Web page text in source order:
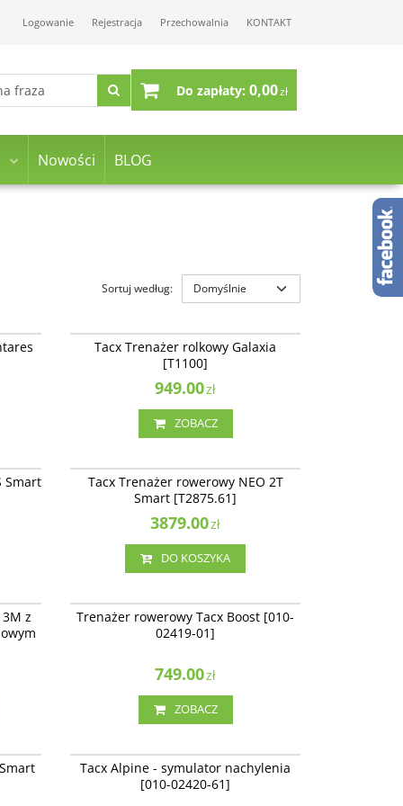
Logowanie Rejestracja Przechowalnia KONTAKT
Do zapłaty: 0,00zł
Nowości BLOG
Sortuj według:
Tacx Trenażer rolkowy Galaxia [T1100]
Dostępność: Produkt sprowadzany na
Tacx Trenażer rolkowy Galaxia
[T1100]
949.00zł
ZOBACZ
Smart
BESTSELLER
Tacx Trenażer rowerowy NEO 2T Smart
[T2875.61]
Tacx Trenażer rowerowy NEO 2T
Smart [T2875.61]
3879.00zł
DO KOSZYKA
z
Trenażer rowerowy Tacx Boost [010-02419-01]
Dostępność : Produkt sprowadzany na
Trenażer rowerowy Tacx Boost [010-
02419-01]
749.00zł
ZOBACZ
NOWOŚĆ
Tacx Alpine - symulator nachylenia [010-
02420-61]
Produkt sprowadzany na
Tacx Alpine - symulator nachylenia
[010-02420-61]